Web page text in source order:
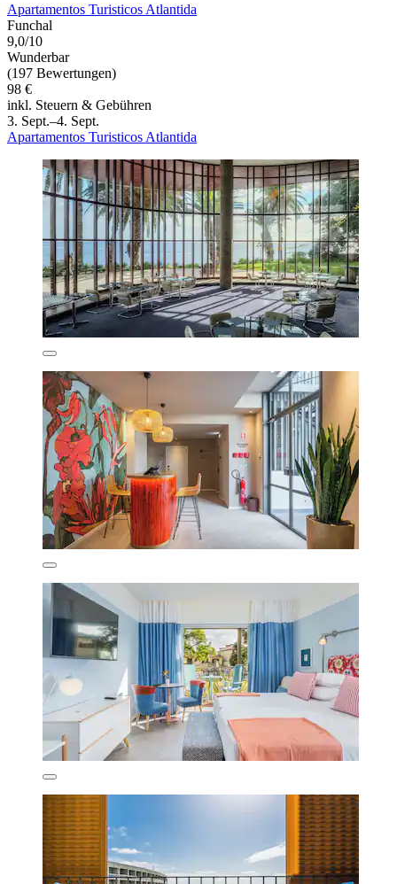
Apartamentos Turisticos Atlantida
Funchal
9,0/10
Wunderbar
(197 Bewertungen)
98 €
inkl. Steuern & Gebühren
3. Sept.–4. Sept.
Apartamentos Turisticos Atlantida